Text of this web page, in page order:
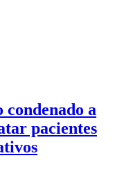
a
pacientes